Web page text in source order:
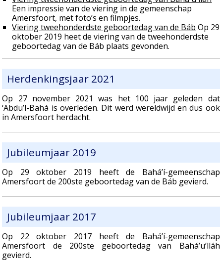
Een impressie van de viering in de gemeenschap
Amersfoort, met foto’s en filmpjes.
Viering tweehonderdste geboortedag van de Báb Op 29
oktober 2019 heet de viering van de tweehonderdste
geboortedag van de Báb plaats gevonden.
Herdenkingsjaar 2021
Op 27 november 2021 was het 100 jaar geleden dat
‘Abdu’l-Bahá is overleden. Dit werd wereldwijd en dus ook
in Amersfoort herdacht.
Jubileumjaar 2019
Op 29 oktober 2019 heeft de Bahá’í-gemeenschap
Amersfoort de 200ste geboortedag van de Báb gevierd.
Jubileumjaar 2017
Op 22 oktober 2017 heeft de Bahá’í-gemeenschap
Amersfoort de 200ste geboortedag van Bahá’u’lláh
gevierd.